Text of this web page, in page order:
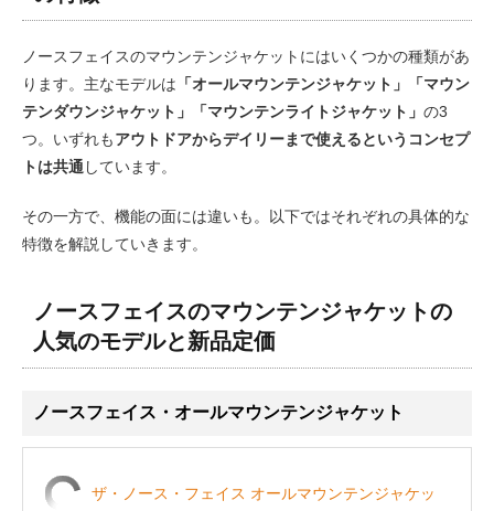
ノースフェイスのマウンテンジャケットにはいくつかの種類があ
ります。主なモデルは 「オールマウンテンジャケット」「マウン
テンダウンジャケット」「マウンテンライトジャケット」 の3
つ。いずれもアウトドアからデイリーまで使えるというコンセプ
トは共通 しています。
その一方で、機能の面には違いも。以下ではそれぞれの具体的な
特徴を解説していきます。
ノースフェイスのマウンテンジャケットの
人気のモデルと新品定価
ノースフェイス・オールマウンテンジャケット
ザ・ノース・フェイス オールマウンテンジャケッ